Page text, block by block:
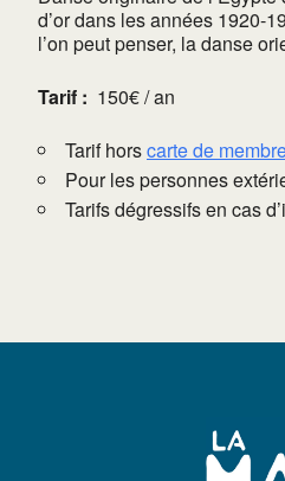
d’or dans les années 1920-
l’on peut penser, la danse
Tarif : 150€ / an
Tarif horscarte de
Pour les personnes
Tarifs dégressifs en cas